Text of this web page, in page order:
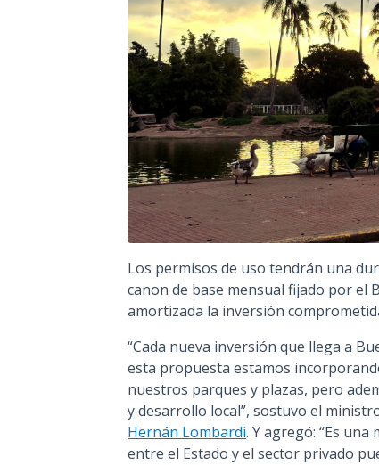
Los permisos de uso tendrán una
canon de base mensual fijado por el
amortizada la inversión
“Cada nueva inversión que llega a
esta propuesta estamos
nuestros parques y plazas, pero
y desarrollo local”, sostuvo el
Hernán Lombardi. Y agregó: “Es
entre el Estado y el sector privado